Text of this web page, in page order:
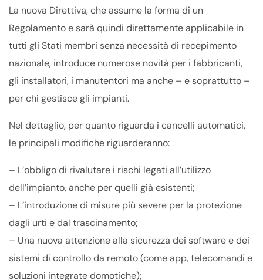
La nuova Direttiva, che assume la forma di un
Regolamento e sarà quindi direttamente applicabile in
tutti gli Stati membri senza necessità di recepimento
nazionale, introduce numerose novità per i fabbricanti,
gli installatori, i manutentori ma anche – e soprattutto –
per chi gestisce gli impianti.
Nel dettaglio, per quanto riguarda i cancelli automatici,
le principali modifiche riguarderanno:
– L’obbligo di rivalutare i rischi legati all’utilizzo
dell’impianto, anche per quelli già esistenti;
– L’introduzione di misure più severe per la protezione
dagli urti e dal trascinamento;
– Una nuova attenzione alla sicurezza dei software e dei
sistemi di controllo da remoto (come app, telecomandi e
soluzioni integrate domotiche);